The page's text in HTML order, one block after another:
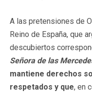
A las pretensiones de
Reino de España, que
descubiertos
Señora de las
mantiene derechos
respetados y que, en